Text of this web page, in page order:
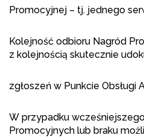
Promocyjnej – tj. jednego
Kolejność odbioru Nagród
z kolejnością skutecznie
zgłoszeń w Punkcie Obsługi
W przypadku
Promocyjnych lub braku